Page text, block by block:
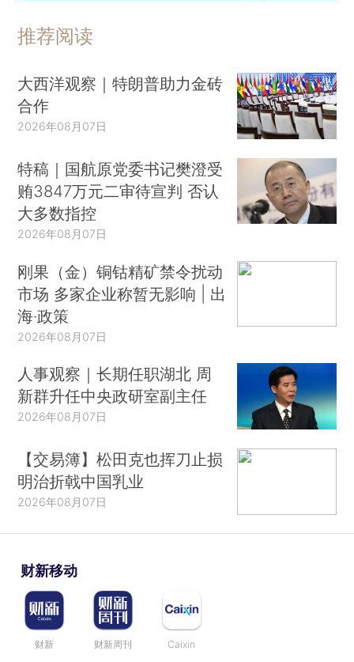
推荐阅读
大西洋观察｜特朗普助力金砖
合作
2026年08月07日
特稿｜国航原党委书记樊澄受
贿3847万元二审待宣判 否认
大多数指控
2026年08月07日
刚果（金）铜钴精矿禁令扰动
市场 多家企业称暂无影响 | 出
海·政策
2026年08月07日
人事观察｜长期任职湖北 周
新群升任中央政研室副主任
2026年08月07日
【交易簿】松田克也挥刀止损
明治折戟中国乳业
2026年08月07日
财新移动
财新 财新周刊 Caixin